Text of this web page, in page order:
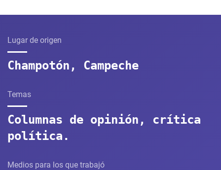
Lugar de origen
Champotón, Campeche
Temas
Columnas de opinión, crítica
política.
Medios para los que trabajó